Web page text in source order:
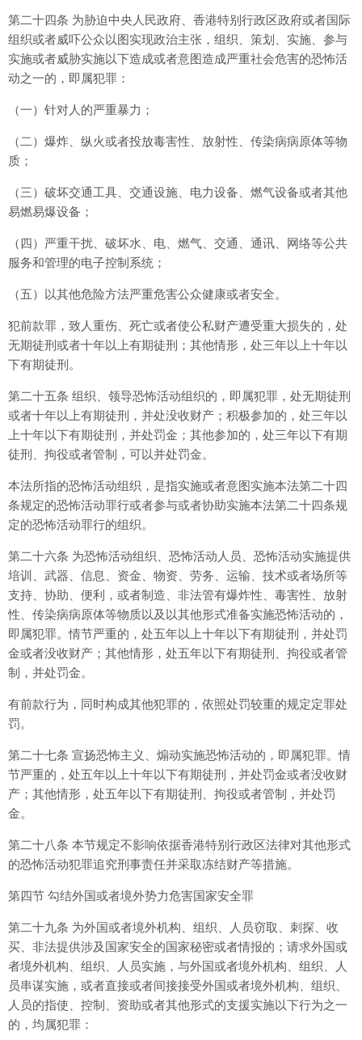
第二十四条 为胁迫中央人民政府、香港特别行政区政府或者国际
组织或者威吓公众以图实现政治主张，组织、策划、实施、参与
实施或者威胁实施以下造成或者意图造成严重社会危害的恐怖活
动之一的，即属犯罪：
（一）针对人的严重暴力；
（二）爆炸、纵火或者投放毒害性、放射性、传染病病原体等物
质；
（三）破坏交通工具、交通设施、电力设备、燃气设备或者其他
易燃易爆设备；
（四）严重干扰、破坏水、电、燃气、交通、通讯、网络等公共
服务和管理的电子控制系统；
（五）以其他危险方法严重危害公众健康或者安全。
犯前款罪，致人重伤、死亡或者使公私财产遭受重大损失的，处
无期徒刑或者十年以上有期徒刑；其他情形，处三年以上十年以
下有期徒刑。
第二十五条 组织、领导恐怖活动组织的，即属犯罪，处无期徒刑
或者十年以上有期徒刑，并处没收财产；积极参加的，处三年以
上十年以下有期徒刑，并处罚金；其他参加的，处三年以下有期
徒刑、拘役或者管制，可以并处罚金。
本法所指的恐怖活动组织，是指实施或者意图实施本法第二十四
条规定的恐怖活动罪行或者参与或者协助实施本法第二十四条规
定的恐怖活动罪行的组织。
第二十六条 为恐怖活动组织、恐怖活动人员、恐怖活动实施提供
培训、武器、信息、资金、物资、劳务、运输、技术或者场所等
支持、协助、便利，或者制造、非法管有爆炸性、毒害性、放射
性、传染病病原体等物质以及以其他形式准备实施恐怖活动的，
即属犯罪。情节严重的，处五年以上十年以下有期徒刑，并处罚
金或者没收财产；其他情形，处五年以下有期徒刑、拘役或者管
制，并处罚金。
有前款行为，同时构成其他犯罪的，依照处罚较重的规定定罪处
罚。
第二十七条 宣扬恐怖主义、煽动实施恐怖活动的，即属犯罪。情
节严重的，处五年以上十年以下有期徒刑，并处罚金或者没收财
产；其他情形，处五年以下有期徒刑、拘役或者管制，并处罚
金。
第二十八条 本节规定不影响依据香港特别行政区法律对其他形式
的恐怖活动犯罪追究刑事责任并采取冻结财产等措施。
第四节 勾结外国或者境外势力危害国家安全罪
第二十九条 为外国或者境外机构、组织、人员窃取、刺探、收
买、非法提供涉及国家安全的国家秘密或者情报的；请求外国或
者境外机构、组织、人员实施，与外国或者境外机构、组织、人
员串谋实施，或者直接或者间接接受外国或者境外机构、组织、
人员的指使、控制、资助或者其他形式的支援实施以下行为之一
的，均属犯罪：